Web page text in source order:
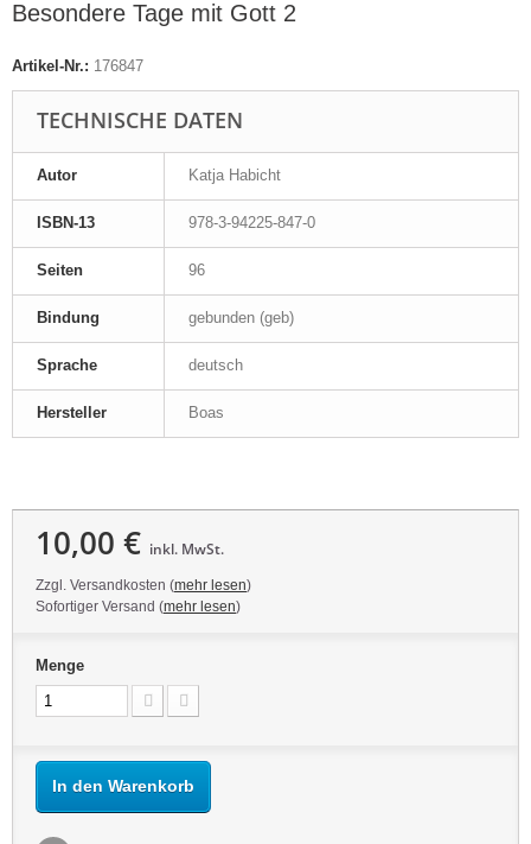
Besondere Tage mit Gott 2
Artikel-Nr.: 176847
TECHNISCHE DATEN
Autor Katja Habicht
ISBN-13 978-3-94225-847-0
Seiten 96
Bindung gebunden (geb)
Sprache deutsch
Hersteller Boas
10,00 € inkl. MwSt.
Zzgl. Versandkosten (mehr lesen)
Sofortiger Versand (mehr lesen)
Menge
In den Warenkorb